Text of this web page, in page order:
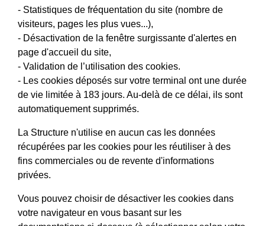
- Statistiques de fréquentation du site (nombre de
visiteurs, pages les plus vues...),
- Désactivation de la fenêtre surgissante d'alertes en
page d'accueil du site,
- Validation de l’utilisation des cookies.
- Les cookies déposés sur votre terminal ont une durée
de vie limitée à 183 jours. Au-delà de ce délai, ils sont
automatiquement supprimés.
La Structure n'utilise en aucun cas les données
récupérées par les cookies pour les réutiliser à des
fins commerciales ou de revente d'informations
privées.
Vous pouvez choisir de désactiver les cookies dans
votre navigateur en vous basant sur les